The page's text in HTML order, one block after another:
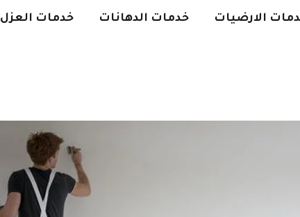
الارضيات خدمات الدهانات خدمات العزل